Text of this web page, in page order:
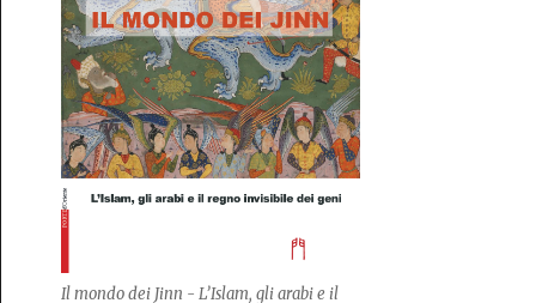
Il mondo dei Jinn - L’Islam, gli arabi e il